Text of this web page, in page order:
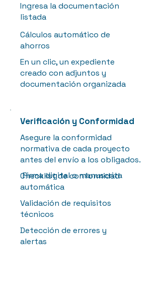
Ingresa la documentación
listada
Cálculos automático de
ahorros
En un clic, un expediente
creado con adjuntos y
documentación organizada
Firma digital o manuscrita
Verificación y Conformidad
Asegure la conformidad
normativa de cada proyecto
antes del envío a los obligados.
Checklist de conformidad
automática
Validación de requisitos
técnicos
Detección de errores y
alertas